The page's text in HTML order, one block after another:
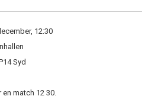
12:30
Syd
en match 12 30.